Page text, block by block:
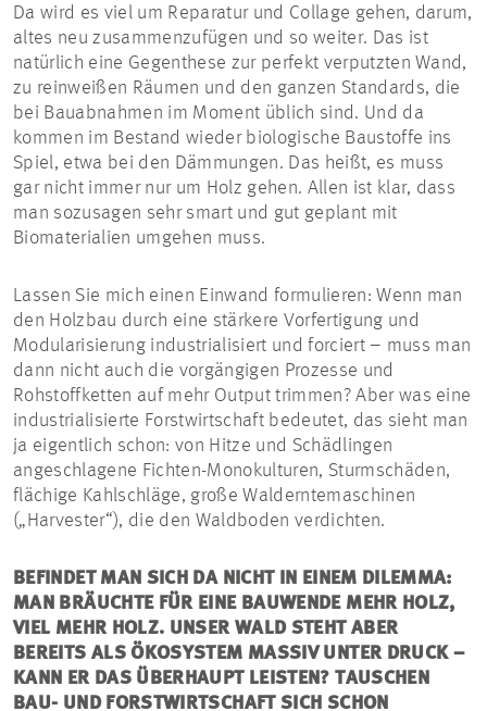
Da wird es viel um Reparatur und Collage gehen, darum,
altes neu zusammenzufügen und so weiter. Das ist
natürlich eine Gegenthese zur perfekt verputzten Wand,
zu reinweißen Räumen und den ganzen Standards, die
bei Bauabnahmen im Moment üblich sind. Und da
kommen im Bestand wieder biologische Baustoffe ins
Spiel, etwa bei den Dämmungen. Das heißt, es muss
gar nicht immer nur um Holz gehen. Allen ist klar, dass
man sozusagen sehr smart und gut geplant mit
Biomaterialien umgehen muss.
Lassen Sie mich einen Einwand formulieren: Wenn man
den Holzbau durch eine stärkere Vorfertigung und
Modularisierung industrialisiert und forciert – muss man
dann nicht auch die vorgängigen Prozesse und
Rohstoffketten auf mehr Output trimmen? Aber was eine
industrialisierte Forstwirtschaft bedeutet, das sieht man
ja eigentlich schon: von Hitze und Schädlingen
angeschlagene Fichten-Monokulturen, Sturmschäden,
flächige Kahlschläge, große Walderntemaschinen
(„Harvester“), die den Waldboden verdichten.
BEFINDET MAN SICH DA NICHT IN EINEM DILEMMA:
MAN BRÄUCHTE FÜR EINE BAUWENDE MEHR HOLZ,
VIEL MEHR HOLZ. UNSER WALD STEHT ABER
BEREITS ALS ÖKOSYSTEM MASSIV UNTER DRUCK –
KANN ER DAS ÜBERHAUPT LEISTEN? TAUSCHEN
BAU- UND FORSTWIRTSCHAFT SICH SCHON